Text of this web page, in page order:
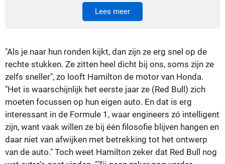
Lees meer
"Als je naar hun ronden kijkt, dan zijn ze erg snel op de
rechte stukken. Ze zitten heel dicht bij ons, soms zijn ze
zelfs sneller", zo looft Hamilton de motor van Honda.
"Het is waarschijnlijk het eerste jaar ze (Red Bull) zich
moeten focussen op hun eigen auto. En dat is erg
interessant in de Formule 1, waar engineers zó intelligent
zijn, want vaak willen ze bij één filosofie blijven hangen en
daar niet van afwijken met betrekking tot het ontwerp
van de auto." Toch weet Hamilton zeker dat Red Bull nog